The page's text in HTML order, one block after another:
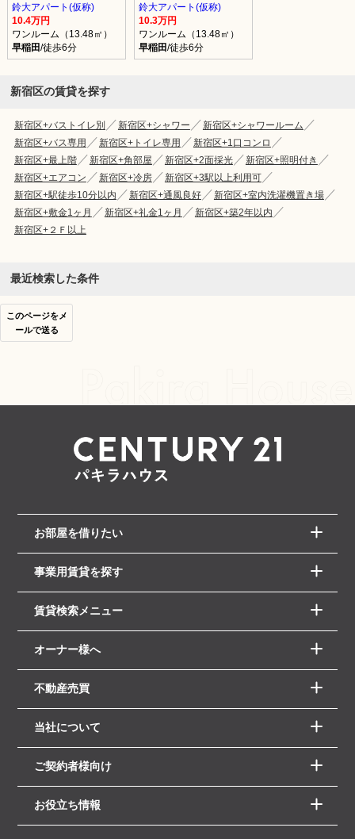
鈴大アパート(仮称)
10.4万円
ワンルーム（13.48㎡）
早稲田/徒歩6分
鈴大アパート(仮称)
10.3万円
ワンルーム（13.48㎡）
早稲田/徒歩6分
新宿区の賃貸を探す
新宿区+バストイレ別 新宿区+シャワー
新宿区+シャワールーム
新宿区+バス専用
新宿区+トイレ専用
新宿区+1口コンロ
新宿区+最上階
新宿区+角部屋 新宿区+2面採光
新宿区+照明付き
新宿区+エアコン
新宿区+冷房
新宿区+3駅以上利用可
新宿区+駅徒歩10分以内
新宿区+通風良好
新宿区+室内洗濯機置き場
新宿区+敷金1ヶ月
新宿区+礼金1ヶ月
新宿区+築2年以内
新宿区+２Ｆ以上
最近検索した条件
このページをメ
ールで送る
お部屋を借りたい
事業用賃貸を探す
賃貸検索メニュー
オーナー様へ
不動産売買
当社について
ご契約者様向け
お役立ち情報